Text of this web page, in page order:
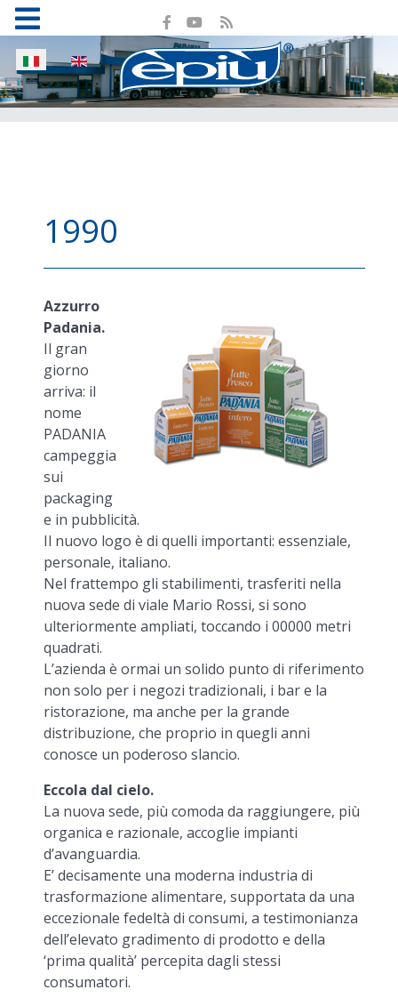
Seleziona la tua lingua
1990
Azzurro
Padania.
Il gran
giorno
arriva: il
nome
PADANIA
campeggia
sui
packaging
e in pubblicità.
Il nuovo logo è di quelli importanti: essenziale,
personale, italiano.
Nel frattempo gli stabilimenti, trasferiti nella
nuova sede di viale Mario Rossi, si sono
ulteriormente ampliati, toccando i 00000 metri
quadrati.
L’azienda è ormai un solido punto di riferimento
non solo per i negozi tradizionali, i bar e la
ristorazione, ma anche per la grande
distribuzione, che proprio in quegli anni
conosce un poderoso slancio.
Eccola dal cielo.
La nuova sede, più comoda da raggiungere, più
organica e razionale, accoglie impianti
d’avanguardia.
E’ decisamente una moderna industria di
trasformazione alimentare, supportata da una
eccezionale fedeltà di consumi, a testimonianza
dell’elevato gradimento di prodotto e della
‘prima qualità’ percepita dagli stessi
consumatori.